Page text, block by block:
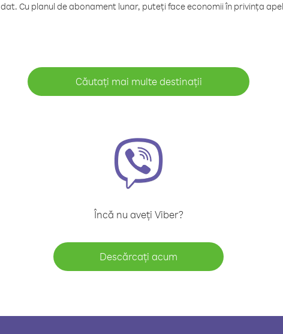
Cu planul de abonament lunar, puteți face economii în privința
Căutați mai multe destinații
Încă nu aveți Viber?
Descărcați acum